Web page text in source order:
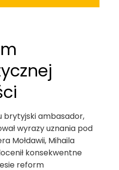
brytyjski ambasador,
wyrazy uznania pod
Mołdawii, Mihaila
konsekwentne
reform